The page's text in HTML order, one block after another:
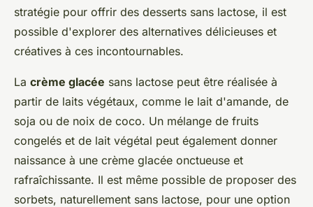
stratégie pour offrir des desserts sans lactose, il est
possible d'explorer des alternatives délicieuses et
créatives à ces incontournables.
La crème glacée sans lactose peut être réalisée à
partir de laits végétaux, comme le lait d'amande, de
soja ou de noix de coco. Un mélange de fruits
congelés et de lait végétal peut également donner
naissance à une crème glacée onctueuse et
rafraîchissante. Il est même possible de proposer des
sorbets, naturellement sans lactose, pour une option